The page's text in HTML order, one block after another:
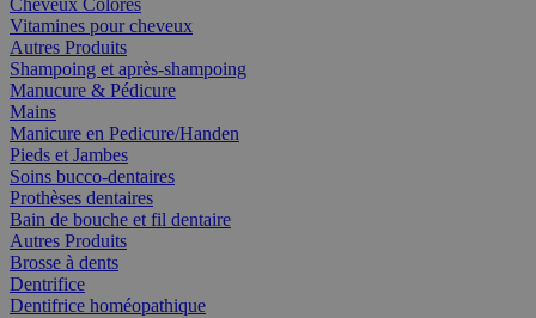
Cheveux Colorés
Vitamines pour cheveux
Autres Produits
Shampoing et après-shampoing
Manucure & Pédicure
Mains
Manicure en Pedicure/Handen
Pieds et Jambes
Soins bucco-dentaires
Prothèses dentaires
Bain de bouche et fil dentaire
Autres Produits
Brosse à dents
Dentrifice
Dentifrice homéopathique